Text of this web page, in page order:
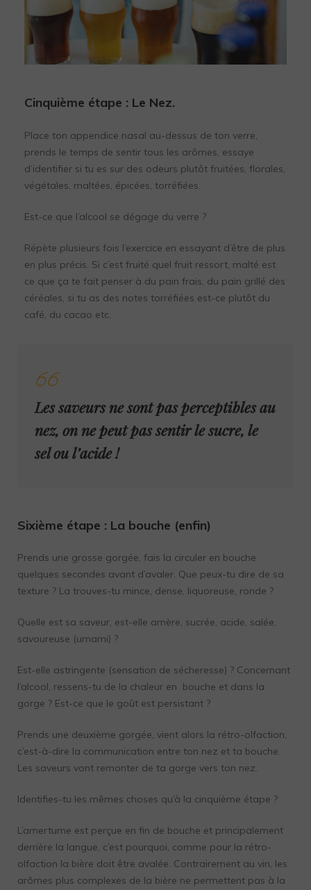
Cinquième étape : Le Nez.
Place ton appendice nasal au-dessus de ton verre,
prends le temps de sentir tous les arômes, essaye
d’identifier si tu es sur des odeurs plutôt fruitées, florales,
végétales, maltées, épicées, torréfiées.
Est-ce que l’alcool se dégage du verre ?
Répète plusieurs fois l’exercice en essayant d’être de plus
en plus précis. Si c’est fruité quel fruit ressort, malté est
ce que ça te fait penser à du pain frais, du pain grillé des
céréales, si tu as des notes torréfiées est-ce plutôt du
café, du cacao etc.
Les saveurs ne sont pas perceptibles au
nez, on ne peut pas sentir le sucre, le
sel ou l’acide !
Sixième étape : La bouche (enfin)
Prends une grosse gorgée, fais la circuler en bouche
quelques secondes avant d’avaler. Que peux-tu dire de sa
texture ? La trouves-tu mince, dense, liquoreuse, ronde ?
Quelle est sa saveur, est-elle amère, sucrée, acide, salée,
savoureuse (umami) ?
Est-elle astringente (sensation de sécheresse) ? Concernant
l’alcool, ressens-tu de la chaleur en bouche et dans la
gorge ? Est-ce que le goût est persistant ?
Prends une deuxième gorgée, vient alors la rétro-olfaction,
c’est-à-dire la communication entre ton nez et ta bouche.
Les saveurs vont remonter de ta gorge vers ton nez.
Identifies-tu les mêmes choses qu’à la cinquième étape ?
L’amertume est perçue en fin de bouche et principalement
derrière la langue, c’est pourquoi, comme pour la rétro-
olfaction la bière doit être avalée. Contrairement au vin, les
arômes plus complexes de la bière ne permettent pas à la